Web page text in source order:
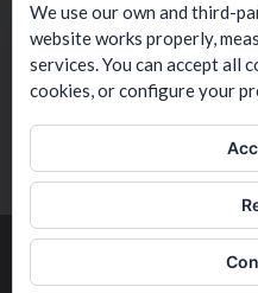
tecnicat@tecnicat.cat
Adreça:
C/ Josep Estivill, 33B, 4º1ª.
Barcelona. 08027
Copyright 2023.
We use our own and third-
website works properly,
services. You can accept all
cookies, or configure your